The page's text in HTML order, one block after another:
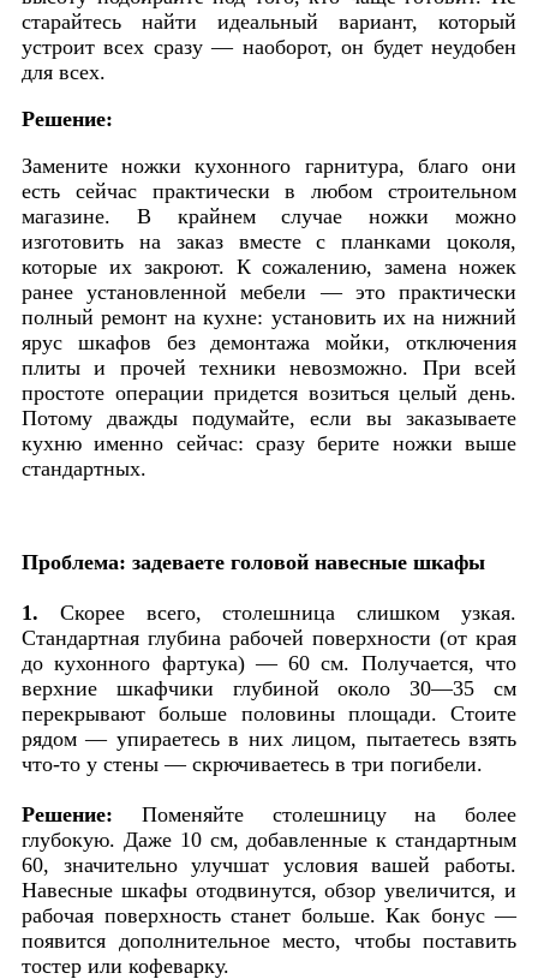
старайтесь найти идеальный вариант, который
устроит всех сразу — наоборот, он будет неудобен
для всех.
Решение:
Замените ножки кухонного гарнитура, благо они
есть сейчас практически в любом строительном
магазине. В крайнем случае ножки можно
изготовить на заказ вместе с планками цоколя,
которые их закроют. К сожалению, замена ножек
ранее установленной мебели — это практически
полный ремонт на кухне: установить их на нижний
ярус шкафов без демонтажа мойки, отключения
плиты и прочей техники невозможно. При всей
простоте операции придется возиться целый день.
Потому дважды подумайте, если вы заказываете
кухню именно сейчас: сразу берите ножки выше
стандартных.
Проблема: задеваете головой навесные шкафы
1. Скорее всего, столешница слишком узкая.
Стандартная глубина рабочей поверхности (от края
до кухонного фартука) — 60 см. Получается, что
верхние шкафчики глубиной около 30—35 см
перекрывают больше половины площади. Стоите
рядом — упираетесь в них лицом, пытаетесь взять
что-то у стены — скрючиваетесь в три погибели.
Решение: Поменяйте столешницу на более
глубокую. Даже 10 см, добавленные к стандартным
60, значительно улучшат условия вашей работы.
Навесные шкафы отодвинутся, обзор увеличится, и
рабочая поверхность станет больше. Как бонус —
появится дополнительное место, чтобы поставить
тостер или кофеварку.